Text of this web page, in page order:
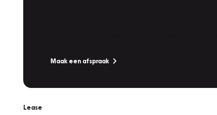
Maak een afspraak
Lease